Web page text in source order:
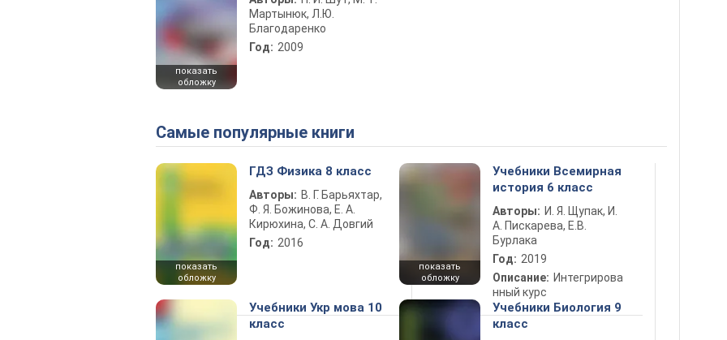
показать
обложку
Мартынюк, Л.Ю.
Благодаренко
Год: 2009
Самые популярные книги
показать
обложку
ГДЗ Физика 8 класс
Авторы: В. Г. Барьяхтар,
Ф. Я. Божинова, Е. А.
Кирюхина, С. А. Довгий
Год: 2016
показать
обложку
Учебники Всемирная
история 6 класс
Авторы: И. Я. Щупак, И.
А. Пискарева, Е.В.
Бурлака
Год: 2019
Описание: Интегрирова
нный курс
Учебники Укр мова 10
класс
Учебники Биология 9
класс